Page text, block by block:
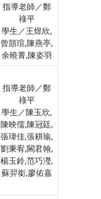
指導老師／鄭
祿平
學生／王煜欣,
曾顗瑄,陳燕亭,
余曉菁,陳姿羽
指導老師／鄭
祿平
學生／陳玉欣,
陳映儒,陳冠廷,
張瑋佳,張耕瑜,
劉秉宥,闕君翰,
楊玉鈴,范巧瀅,
蘇羿銜,廖佑嘉